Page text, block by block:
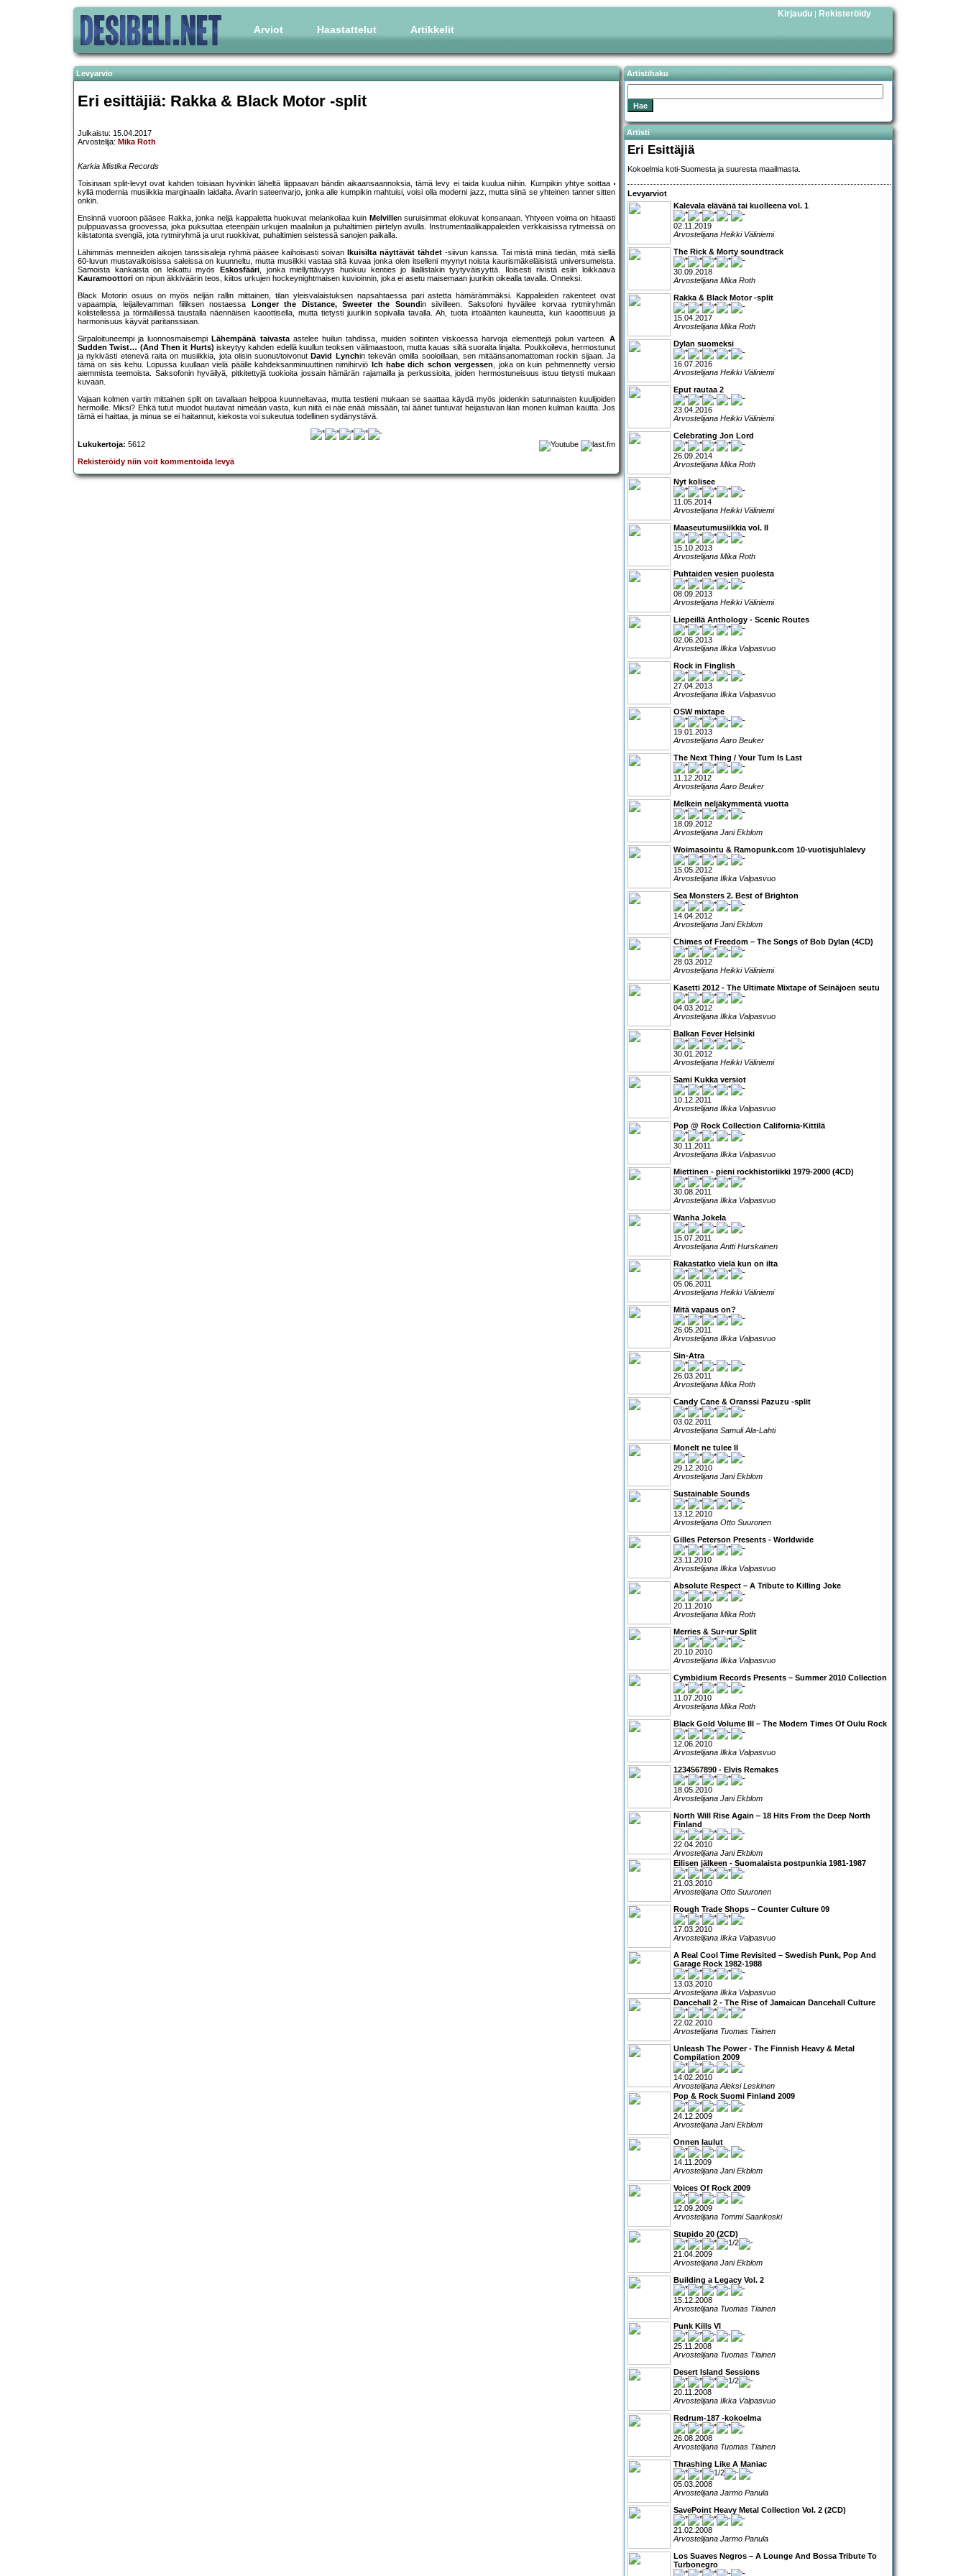
Arviot Haastattelut Artikkelit
Kirjaudu | Rekisteröidy
Levyarvio
Eri esittäjiä: Rakka & Black Motor -split
Julkaistu: 15.04.2017
Arvostelija: Mika Roth
Karkia Mistika Records
Toisinaan split-levyt ovat kahden toisiaan hyvinkin läheltä liippaavan bändin aikaansaannoksia, tämä levy ei taida kuulua niihin. Kumpikin yhtye soittaa
kyllä modernia musiikkia marginaalin laidalta. Avarin sateenvarjo, jonka alle kumpikin mahtuisi, voisi olla moderni jazz, mutta siinä se yhteinen tanner sitten
onkin.
Ensinnä vuoroon pääsee Rakka, jonka neljä kappaletta huokuvat melankoliaa kuin Melvillen suruisimmat elokuvat konsanaan. Yhtyeen voima on hitaasti
pulppuavassa groovessa, joka puksuttaa eteenpäin urkujen maalailun ja puhaltimien piirtelyn avulla. Instrumentaalikappaleiden verkkaisissa rytmeissä on
kiistatonta svengiä, jota rytmiryhmä ja urut ruokkivat, puhaltimien seistessä sanojen paikalla.
Lähimmäs menneiden aikojen tanssisaleja ryhmä pääsee kaihoisasti soivan
Ikuisilta näyttävät tähdet-siivun kanssa. Tai mistä minä tiedän, mitä siellä
60-luvun mustavalkoisissa saleissa on kuunneltu, mutta musiikki vastaa sitä kuvaa jonka olen itselleni myynyt noista kaurismäkeläisistä universumeista.
Samoista kankaista on leikattu myös
Eskosfääri, jonka miellyttävyys huokuu kenties jo liiallistakin tyytyväisyyttä. Iloisesti rivistä esiin loikkaava
Kauramoottori on nipun äkkiväärin teos, kiitos urkujen hockeynightmaisen kuvioinnin, joka ei asetu maisemaan juurikin oikealla tavalla. Onneksi.
Black Motorin osuus on myös neljän rallin mittainen, tilan yleisvalaistuksen napsahtaessa pari astetta hämärämmäksi. Kappaleiden rakenteet ovat
vapaampia, leijailevamman fiiliksen nostaessa
Longer the Distance, Sweeter the Soundin siivilleen. Saksofoni hyväilee korvaa rytmiryhmän
kolistellessa ja törmäillessä taustalla näennäisen kaoottisella, mutta tietysti juurikin sopivalla tavalla. Ah, tuota irtoäänten kauneutta, kun kaoottisuus ja
harmonisuus käyvät paritanssiaan.
Sirpaloituneempi ja luonnosmaisempi Lähempänä taivastaastelee huilun tahdissa, muiden soitinten viskoessa harvoja elementtejä polun varteen. A
Sudden Twist… (And Then it Hurts) iskeytyy kahden edellä kuullun teoksen välimaastoon, mutta kauas siltä suoralta linjalta. Poukkoileva, hermostunut
ja nykivästi etenevä raita on musiikkia, jota olisin suonut/toivonut David Lynchin tekevän omilla sooloillaan, sen mitäänsanomattoman rockin sijaan. Ja
tämä on siis kehu. Lopussa kuullaan vielä päälle kahdeksanminuuttinen nimihirviö
Ich habe dich schon vergessen, joka on kuin pehmennetty versio
aiemmista teemoista. Saksofonin hyväilyä, pitkitettyjä tuokioita jossain hämärän rajamailla ja perkussioita, joiden hermostuneisuus istuu tietysti mukaan
kuvaan.
Vajaan kolmen vartin mittainen split on tavallaan helppoa kuunneltavaa, mutta testieni mukaan se saattaa käydä myös joidenkin satunnaisten kuulijoiden
hermoille. Miksi? Ehkä tutut muodot huutavat nimeään vasta, kun niitä ei näe enää missään, tai äänet tuntuvat heijastuvan liian monen kulman kautta. Jos
tämä ei haittaa, ja minua se ei haitannut, kiekosta voi sukeutua todellinen sydänystävä.
Lukukertoja: 5612
Rekisteröidy niin voit kommentoida levyä
Artistihaku
Artisti
Eri Esittäjiä
Kokoelmia koti-Suomesta ja suuresta maailmasta.
Levyarviot
Kalevala elävänä tai kuolleena vol. 1
02.11.2019
Arvostelijana Heikki Väliniemi
The Rick & Morty soundtrack
30.09.2018
Arvostelijana Mika Roth
Rakka & Black Motor -split
15.04.2017
Arvostelijana Mika Roth
Dylan suomeksi
16.07.2016
Arvostelijana Heikki Väliniemi
Eput rautaa 2
23.04.2016
Arvostelijana Heikki Väliniemi
Celebrating Jon Lord
26.09.2014
Arvostelijana Mika Roth
Nyt kolisee
11.05.2014
Arvostelijana Heikki Väliniemi
Maaseutumusiikkia vol. II
15.10.2013
Arvostelijana Mika Roth
Puhtaiden vesien puolesta
08.09.2013
Arvostelijana Heikki Väliniemi
Liepeillä Anthology - Scenic Routes
02.06.2013
Arvostelijana Ilkka Valpasvuo
Rock in Finglish
27.04.2013
Arvostelijana Ilkka Valpasvuo
OSW mixtape
19.01.2013
Arvostelijana Aaro Beuker
The Next Thing / Your Turn Is Last
11.12.2012
Arvostelijana Aaro Beuker
Melkein neljäkymmentä vuotta
18.09.2012
Arvostelijana Jani Ekblom
Woimasointu & Ramopunk.com 10-vuotisjuhlalevy
15.05.2012
Arvostelijana Ilkka Valpasvuo
Sea Monsters 2. Best of Brighton
14.04.2012
Arvostelijana Jani Ekblom
Chimes of Freedom – The Songs of Bob Dylan (4CD)
28.03.2012
Arvostelijana Heikki Väliniemi
Kasetti 2012 - The Ultimate Mixtape of Seinäjoen seutu
04.03.2012
Arvostelijana Ilkka Valpasvuo
Balkan Fever Helsinki
30.01.2012
Arvostelijana Heikki Väliniemi
Sami Kukka versiot
10.12.2011
Arvostelijana Ilkka Valpasvuo
Pop @ Rock Collection California-Kittilä
30.11.2011
Arvostelijana Ilkka Valpasvuo
Miettinen - pieni rockhistoriikki 1979-2000 (4CD)
30.08.2011
Arvostelijana Ilkka Valpasvuo
Wanha Jokela
15.07.2011
Arvostelijana Antti Hurskainen
Rakastatko vielä kun on ilta
05.06.2011
Arvostelijana Heikki Väliniemi
Mitä vapaus on?
26.05.2011
Arvostelijana Ilkka Valpasvuo
Sin-Atra
26.03.2011
Arvostelijana Mika Roth
Candy Cane & Oranssi Pazuzu -split
03.02.2011
Arvostelijana Samuli Ala-Lahti
Monelt ne tulee II
29.12.2010
Arvostelijana Jani Ekblom
Sustainable Sounds
13.12.2010
Arvostelijana Otto Suuronen
Gilles Peterson Presents - Worldwide
23.11.2010
Arvostelijana Ilkka Valpasvuo
Absolute Respect – A Tribute to Killing Joke
20.11.2010
Arvostelijana Mika Roth
Merries & Sur-rur Split
20.10.2010
Arvostelijana Ilkka Valpasvuo
Cymbidium Records Presents – Summer 2010 Collection
11.07.2010
Arvostelijana Mika Roth
Black Gold Volume III – The Modern Times Of Oulu Rock
12.06.2010
Arvostelijana Ilkka Valpasvuo
1234567890 - Elvis Remakes
18.05.2010
Arvostelijana Jani Ekblom
North Will Rise Again ‒ 18 Hits From the Deep North
Finland
22.04.2010
Arvostelijana Jani Ekblom
Eilisen jälkeen - Suomalaista postpunkia 1981-1987
21.03.2010
Arvostelijana Otto Suuronen
Rough Trade Shops – Counter Culture 09
17.03.2010
Arvostelijana Ilkka Valpasvuo
A Real Cool Time Revisited – Swedish Punk, Pop And
Garage Rock 1982-1988
13.03.2010
Arvostelijana Ilkka Valpasvuo
Dancehall 2 - The Rise of Jamaican Dancehall Culture
22.02.2010
Arvostelijana Tuomas Tiainen
Unleash The Power - The Finnish Heavy & Metal
Compilation 2009
14.02.2010
Arvostelijana Aleksi Leskinen
Pop & Rock Suomi Finland 2009
24.12.2009
Arvostelijana Jani Ekblom
Onnen laulut
14.11.2009
Arvostelijana Jani Ekblom
Voices Of Rock 2009
12.09.2009
Arvostelijana Tommi Saarikoski
Stupido 20 (2CD)
21.04.2009
Arvostelijana Jani Ekblom
Building a Legacy Vol. 2
15.12.2008
Arvostelijana Tuomas Tiainen
Punk Kills VI
25.11.2008
Arvostelijana Tuomas Tiainen
Desert Island Sessions
20.11.2008
Arvostelijana Ilkka Valpasvuo
Redrum-187 -kokoelma
26.08.2008
Arvostelijana Tuomas Tiainen
Thrashing Like A Maniac
05.03.2008
Arvostelijana Jarmo Panula
SavePoint Heavy Metal Collection Vol. 2 (2CD)
21.02.2008
Arvostelijana Jarmo Panula
Los Suaves Negros – A Lounge And Bossa Tribute To
Turbonegro